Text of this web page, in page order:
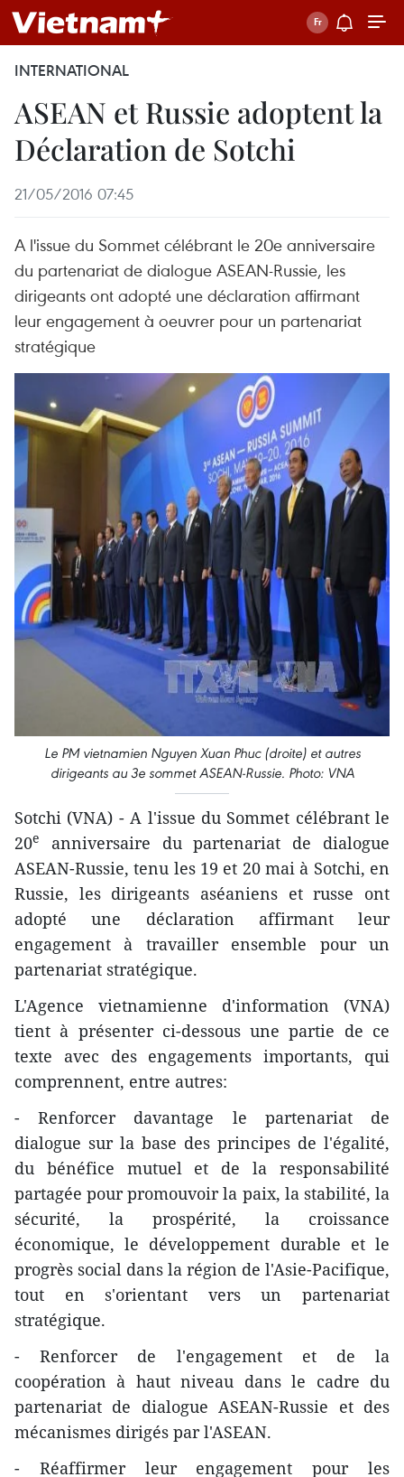
INTERNATIONAL
ASEAN et Russie adoptent la
Déclaration de Sotchi
21/05/2016 07:45
A l'issue du Sommet célébrant le 20e anniversaire
du partenariat de dialogue ASEAN-Russie, les
dirigeants ont adopté une déclaration affirmant
leur engagement à oeuvrer pour un partenariat
stratégique
Le PM vietnamien Nguyen Xuan Phuc (droite) et autres
dirigeants ​au 3e sommet ASEAN-Russie. Photo: VNA
Sotchi (VNA) - A l'issue du Sommet célébrant le
20e
anniversaire du partenariat de dialogue
ASEAN-Russie, tenu les 19 et 20 mai à Sotchi, en
Russie, les dirigeants aséaniens et russe ont
adopté une déclaration affirmant leur
engagement à travailler ensemble pour un
partenariat stratégique.
L'Agence vietnamienne d'information (VNA)
tient à présenter ci-dessous une partie de ce
texte avec des engagements importants, qui
comprennent, entre autres:
- Renforcer davantage le partenariat de
dialogue sur la base des principes de l'égalité,
du bénéfice mutuel et de la responsabilité
partagée pour promouvoir la paix, la stabilité, la
sécurité, la prospérité, la croissance
économique, le développement durable et le
progrès social dans la région de l'Asie-Pacifique,
tout en s'orientant vers un partenariat
stratégique.
- Renforcer de l'engagement et de la
coopération à haut niveau dans le cadre du
partenariat de dialogue ASEAN-Russie et des
mécanismes dirigés par l'ASEAN.
- Réaffirmer leur engagement pour les